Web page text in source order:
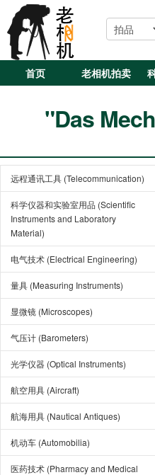
首页 老相机拍卖
"Das
远程通讯工具 (Telecommunication)
科学仪器和实验室用品 (Scientific
Instruments and Laboratory
Material)
电气技术 (Electrical Engineering)
量具 (Measuring Instruments)
显微镜 (Microscopes)
气压计 (Barometers)
光学仪器 (Optical Instruments)
航空用具 (Aircraft)
航海用具 (Nautical Antiques)
机动车 (Automobilia)
医药技术 (Pharmacy and Medical